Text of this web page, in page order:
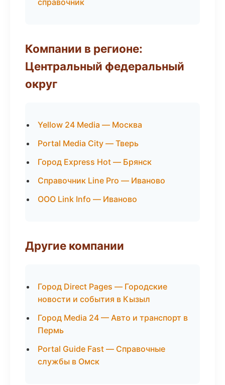
справочник
Компании в регионе:
Центральный федеральный
округ
Yellow 24 Media — Москва
Portal Media City — Тверь
Город Express Hot — Брянск
Справочник Line Pro — Иваново
ООО Link Info — Иваново
Другие компании
Город Direct Pages — Городские
новости и события в Кызыл
Город Media 24 — Авто и транспорт в
Пермь
Portal Guide Fast — Справочные
службы в Омск